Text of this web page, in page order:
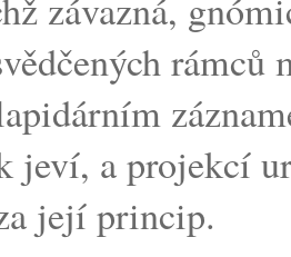
jeví, a projekcí
její princip.